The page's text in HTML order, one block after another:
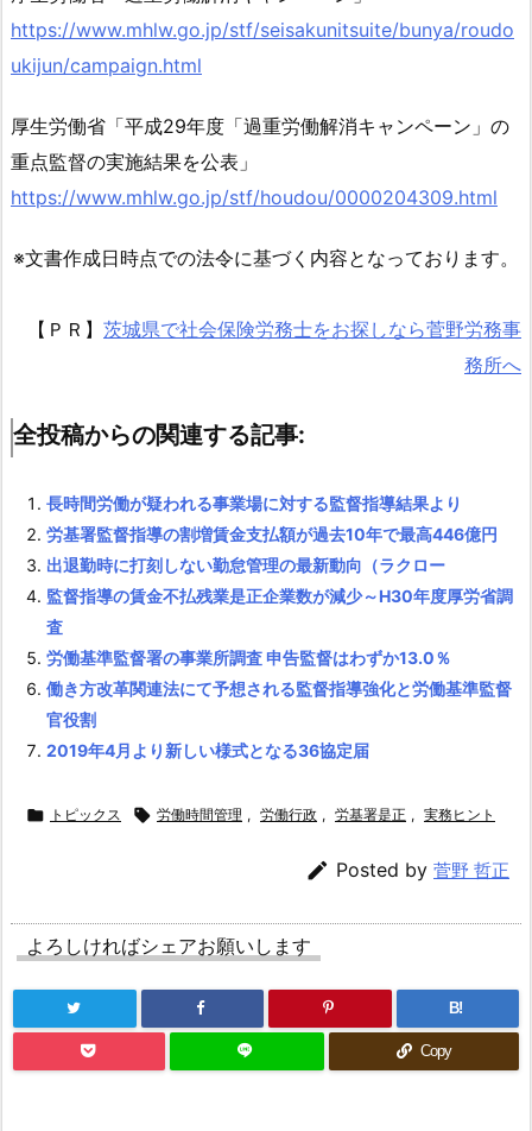
重
点
的
確
認
す
事
1.
書
送
検
1.
3.
従
業
員
や
そ
上
ラ
ム
出
https://www.mhlw.go.jp/stf/seisakunitsuite/bunya/roudo
ukijun/campaign.html
厚生労働省「平成29年度「過重労働解消キャンペーン」の
重点監督の実施結果を公表」
https://www.mhlw.go.jp/stf/houdou/0000204309.html
※文書作成日時点での法令に基づく内容となっております。
【ＰＲ】 茨城県で社会保険労務士をお探しなら菅野労務事
務所へ
全投稿からの関連する記事:
長時間労働が疑われる事業場に対する監督指導結果より
労基署監督指導の割増賃金支払額が過去10年で最高446億円
出退勤時に打刻しない勤怠管理の最新動向（ラクロー
監督指導の賃金不払残業是正企業数が減少～H30年度厚労省調
査
労働基準監督署の事業所調査 申告監督はわずか13.0％
働き方改革関連法にて予想される監督指導強化と労働基準監督
官役割
2019年4月より新しい様式となる36協定届
 トピックス  労働時間管理 , 労働行政 , 労基署是正 , 実務ヒント
 Posted by 菅野 哲正
よろしければシェアお願いします
B!
Copy